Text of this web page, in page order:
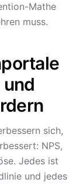
Mathe
muss.
und
sich,
NPS,
Jedes ist
und jedes